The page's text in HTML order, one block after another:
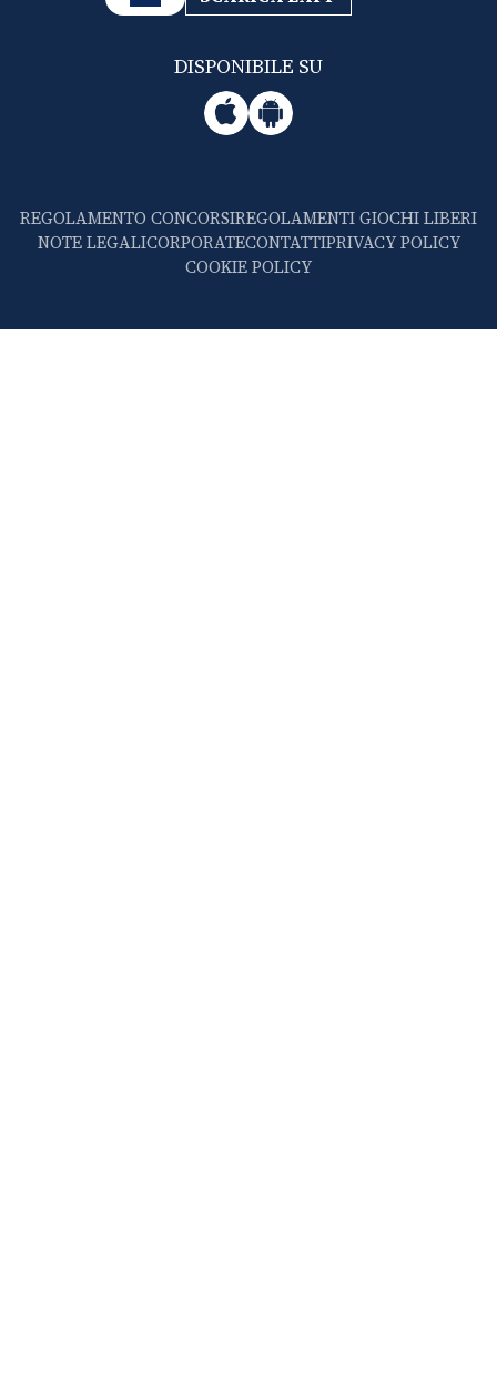
DISPONIBILE SU
REGOLAMENTO CONCORSIREGOLAMENTI GIOCHI LIBERI
NOTE LEGALICORPORATECONTATTIPRIVACY POLICY
COOKIE POLICY